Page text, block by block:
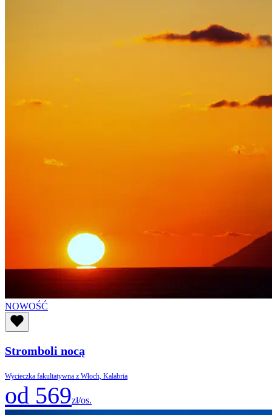
NOWOŚĆ
Stromboli nocą
Wycieczka fakultatywna z Włoch, Kalabria
od 569zł/os.